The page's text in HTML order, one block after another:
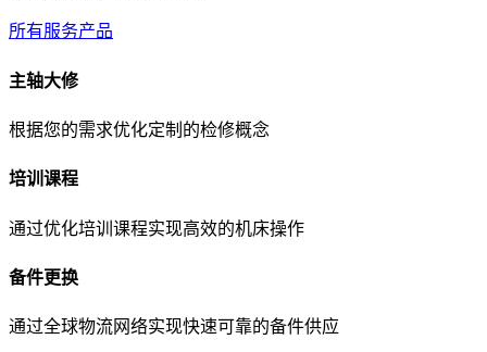
所有服务产品
主轴大修
根据您的需求优化定制的检修概念
培训课程
通过优化培训课程实现高效的机床操作
备件更换
通过全球物流网络实现快速可靠的备件供应